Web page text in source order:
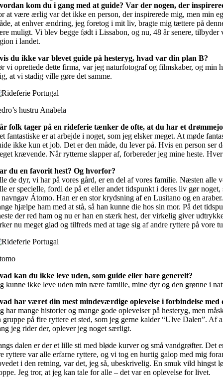
kom du i gang med at guide? Var der nogen, der
at være ærlig var det ikke en person, der inspirerede mig, men min
at enhver ændring, jeg foretog i mit liv, bragte mig tættere på
muligt. Vi blev begge født i Lissabon, og nu, 48 år senere,
i landet.
du ikke var blevet guide på hesteryg, hvad var din plan B?
vi oprettede dette firma, var jeg naturfotograf og filmskaber, og
at vi stadig ville gøre det samme.
hustru Anabela
folk tager på en rideferie tænker de ofte, at du har et
fantastiske er at arbejde i noget, som jeg elsker meget. At møde
ikke kun et job. Det er den måde, du lever på. Hvis en person
krævende. Når rytterne slapper af, forbereder jeg mine heste.
du en favorit hest? Og hvorfor?
de dyr, vi har på vores gård, er en del af vores familie. Næsten alle
er specielle, fordi de på et eller andet tidspunkt i deres liv gør
Átomo. Han er en stor krydsning af en Lusitano og en
hjælpe ham med at stå, så han kunne die hos sin mor. På det
der red ham og nu er han en stærk hest, der virkelig giver
nu meget glad og tilfreds med at tage sig af andre ryttere på
kan du ikke leve uden, som guide eller bare generelt?
kunne ikke leve uden min nære familie, mine dyr og den grønne i
har været din mest mindeværdige oplevelse i forbindelse med
har mange historier og mange gode oplevelser på hesteryg, men
gruppe på fire ryttere et sted, som jeg gerne kalder “Ulve Dalen”.
jeg rider der, oplever jeg noget særligt.
dalen er der et lille sti med bløde kurver og små vandgrøfter.
ryttere var alle erfarne ryttere, og vi tog en hurtig galop med mig
i den retning, var det, jeg så, ubeskrivelig. En smuk vild hingst
Jeg tror, at jeg kan tale for alle – det var en oplevelse for livet.